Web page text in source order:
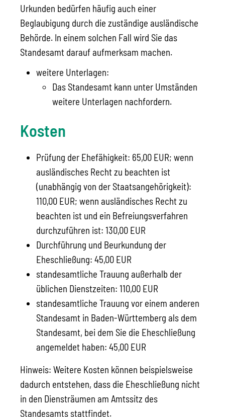
Urkunden bedürfen häufig auch einer
Beglaubigung durch die zuständige ausländische
Behörde. In einem solchen Fall wird Sie das
Standesamt darauf aufmerksam machen.
weitere Unterlagen:
​​​​​​​Das Standesamt kann unter Umständen
weitere Unterlagen nachfordern.
Kosten
Prüfung der Ehefähigkeit: 65,00 EUR; wenn
ausländisches Recht zu beachten ist
(unabhängig von der Staatsangehörigkeit):
110,00 EUR; wenn ausländisches Recht zu
beachten ist und ein Befreiungsverfahren
durchzuführen ist: 130,00 EUR
Durchführung und Beurkundung der
Eheschließung: 45,00 EUR
standesamtliche Trauung außerhalb der
üblichen Dienstzeiten: 110,00 EUR
standesamtliche Trauung vor einem anderen
Standesamt in Baden-Württemberg als dem
Standesamt, bei dem Sie die Eheschließung
angemeldet haben: 45,00 EUR
Hinweis: Weitere Kosten können beispielsweise
dadurch entstehen, dass die Eheschließung nicht
in den Diensträumen am Amtssitz des
Standesamts stattfindet.